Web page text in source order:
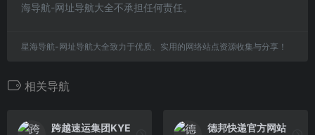
海导航-网址导航大全不承担任何责任。
星海导航-网址导航大全致力于优质、实用的网络站点资源收集与分享！
相关导航
跨越速运集团KYE 德邦快递官方网站